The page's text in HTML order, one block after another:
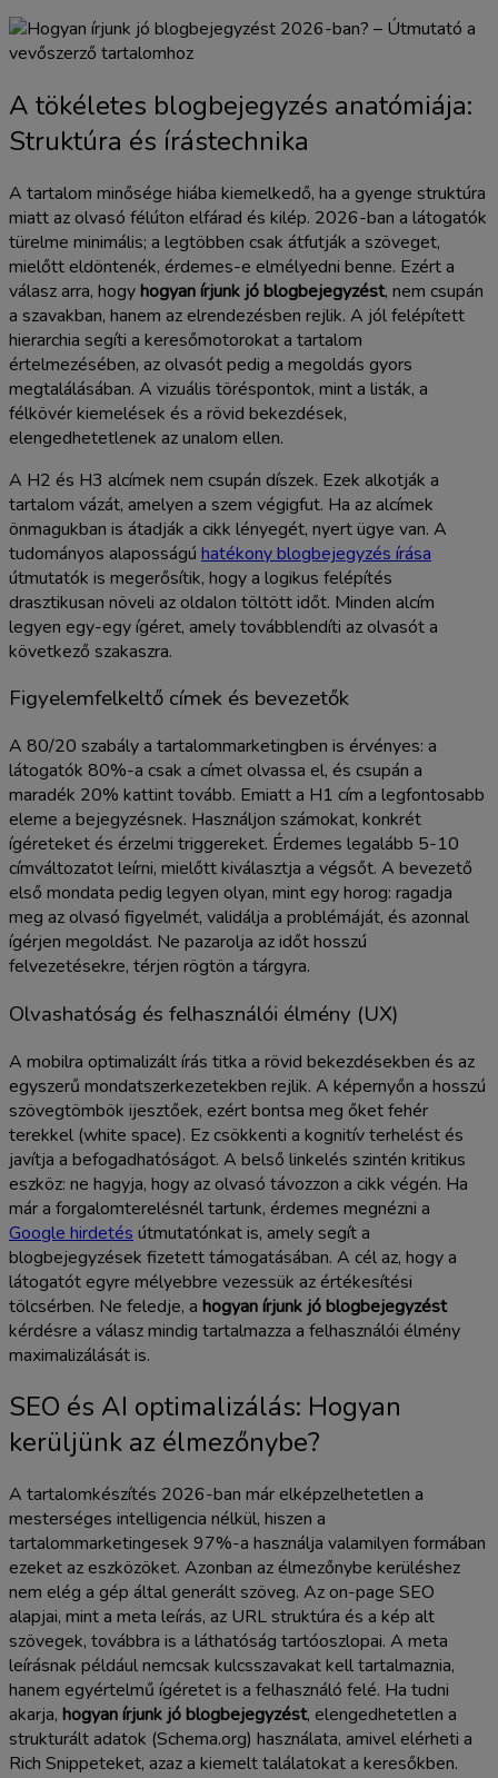
A tökéletes blogbejegyzés anatómiája:
Struktúra és írástechnika
A tartalom minősége hiába kiemelkedő, ha a gyenge struktúra
miatt az olvasó félúton elfárad és kilép. 2026-ban a látogatók
türelme minimális; a legtöbben csak átfutják a szöveget,
mielőtt eldöntenék, érdemes-e elmélyedni benne. Ezért a
válasz arra, hogyhogyan írjunk jó blogbejegyzést, nem csupán
a szavakban, hanem az elrendezésben rejlik. A jól felépített
hierarchia segíti a keresőmotorokat a tartalom
értelmezésében, az olvasót pedig a megoldás gyors
megtalálásában. A vizuális töréspontok, mint a listák, a
félkövér kiemelések és a rövid bekezdések,
elengedhetetlenek az unalom ellen.
A H2 és H3 alcímek nem csupán díszek. Ezek alkotják a
tartalom vázát, amelyen a szem végigfut. Ha az alcímek
önmagukban is átadják a cikk lényegét, nyert ügye van. A
tudományos alaposságú hatékony blogbejegyzés írása
útmutatók is megerősítik, hogy a logikus felépítés
drasztikusan növeli az oldalon töltött időt. Minden alcím
legyen egy-egy ígéret, amely továbblendíti az olvasót a
következő szakaszra.
Figyelemfelkeltő címek és bevezetők
A 80/20 szabály a tartalommarketingben is érvényes: a
látogatók 80%-a csak a címet olvassa el, és csupán a
maradék 20% kattint tovább. Emiatt a H1 cím a legfontosabb
eleme a bejegyzésnek. Használjon számokat, konkrét
ígéreteket és érzelmi triggereket. Érdemes legalább 5-10
címváltozatot leírni, mielőtt kiválasztja a végsőt. A bevezető
első mondata pedig legyen olyan, mint egy horog: ragadja
meg az olvasó figyelmét, validálja a problémáját, és azonnal
ígérjen megoldást. Ne pazarolja az időt hosszú
felvezetésekre, térjen rögtön a tárgyra.
Olvashatóság és felhasználói élmény (UX)
A mobilra optimalizált írás titka a rövid bekezdésekben és az
egyszerű mondatszerkezetekben rejlik. A képernyőn a hosszú
szövegtömbök ijesztőek, ezért bontsa meg őket fehér
terekkel (white space). Ez csökkenti a kognitív terhelést és
javítja a befogadhatóságot. A belső linkelés szintén kritikus
eszköz: ne hagyja, hogy az olvasó távozzon a cikk végén. Ha
már a forgalomterelésnél tartunk, érdemes megnézni a
Google hirdetés útmutatónkat is, amely segít a
blogbejegyzések fizetett támogatásában. A cél az, hogy a
látogatót egyre mélyebbre vezessük az értékesítési
tölcsérben. Ne feledje, a hogyan írjunk jó blogbejegyzést
kérdésre a válasz mindig tartalmazza a felhasználói élmény
maximalizálását is.
SEO és AI optimalizálás: Hogyan
kerüljünk az élmezőnybe?
A tartalomkészítés 2026-ban már elképzelhetetlen a
mesterséges intelligencia nélkül, hiszen a
tartalommarketingesek 97%-a használja valamilyen formában
ezeket az eszközöket. Azonban az élmezőnybe kerüléshez
nem elég a gép által generált szöveg. Az on-page SEO
alapjai, mint a meta leírás, az URL struktúra és a kép alt
szövegek, továbbra is a láthatóság tartóoszlopai. A meta
leírásnak például nemcsak kulcsszavakat kell tartalmaznia,
hanem egyértelmű ígéretet is a felhasználó felé. Ha tudni
akarja, hogyan írjunk jó blogbejegyzést, elengedhetetlen a
strukturált adatok (Schema.org) használata, amivel elérheti a
Rich Snippeteket, azaz a kiemelt találatokat a keresőkben.